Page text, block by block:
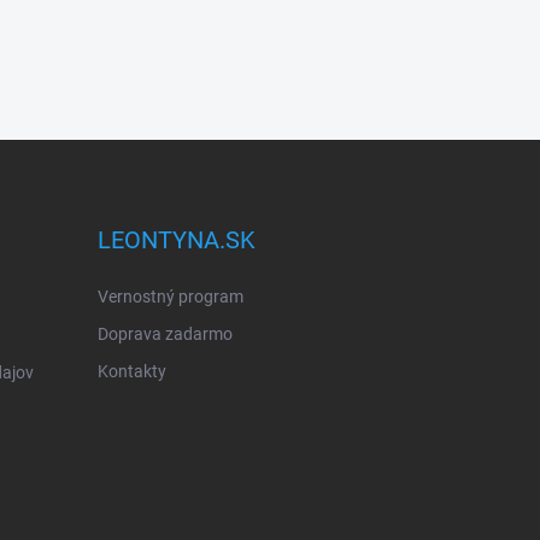
LEONTYNA.SK
Vernostný program
Doprava zadarmo
Kontakty